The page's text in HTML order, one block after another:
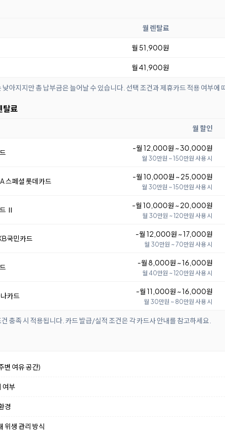
월 렌탈료
월 51,900원
월 41,900원
아지지만 총 납부금은 늘어날 수 있습니다. 선택 조건과 제휴카드 적용 여부에
탈료
월 할인
-월 12,000원 ~ 30,000원
월 30만원 ~ 150만원 사용 시
스페셜 롯데카드 -월 10,000원 ~ 25,000원
월 30만원 ~ 150만원 사용 시
Ⅱ -월 10,000원 ~ 20,000원
월 30만원 ~ 120만원 사용 시
국민카드 -월 12,000원 ~ 17,000원
월 30만원 ~ 70만원 사용 시
-월 8,000원 ~ 16,000원
월 40만원 ~ 120만원 사용 시
카드 -월 11,000원 ~ 16,000원
월 30만원 ~ 80만원 사용 시
충족 시 적용됩니다. 카드 발급/실적 조건은 각 카드사 안내를 참고하세요.
변 여유 공간)
여부
경
위생 관리 방식